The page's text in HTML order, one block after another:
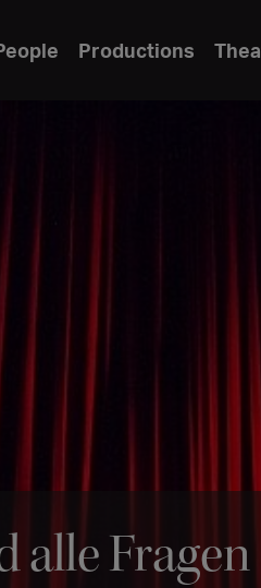
Productions
Fragen